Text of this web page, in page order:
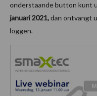
onderstaande button kunt
januari 2021,dan ontvangt
loggen.